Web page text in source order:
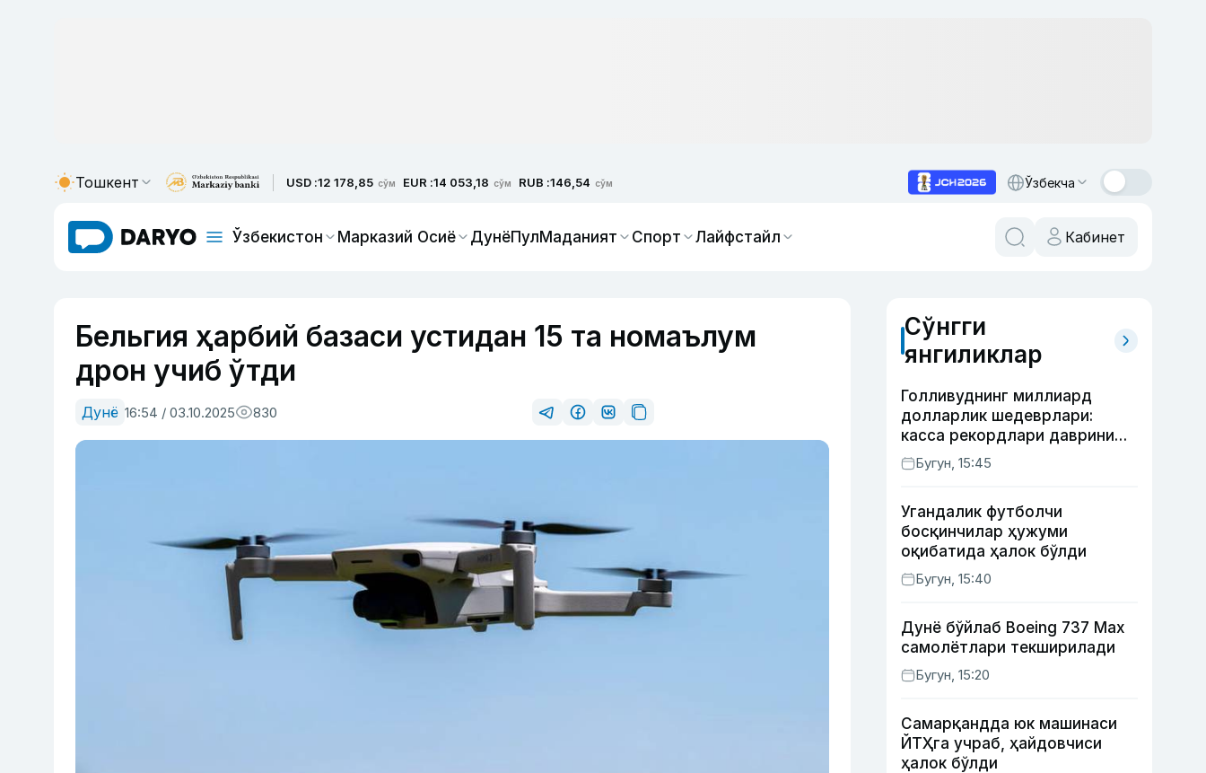
Тошкент USD :12 178,85 сўм EUR :14 053,18 сўм RUB :146,54 сўм Ўзбекча
Ўзбекистон Марказий Осиё ДунёПулМаданият Спорт Лайфстайл Кабинет
Бельгия ҳарбий базаси устидан 15 та номаълум
дрон учиб ўтди
Дунё 16:54 / 03.10.2025 830
Сўнгги
янгиликлар
Голливуднинг миллиард
долларлик шедеврлари:
касса рекордлари даврини
бошлаб берган 4 та фильм
Бугун, 15:45
Угандалик футболчи
босқинчилар ҳужуми
оқибатида ҳалок бўлди
Бугун, 15:40
Дунё бўйлаб Boeing 737 Мах
самолётлари текширилади
Бугун, 15:20
Самарқандда юк машинаси
ЙТҲга учраб, ҳайдовчиси
ҳалок бўлди